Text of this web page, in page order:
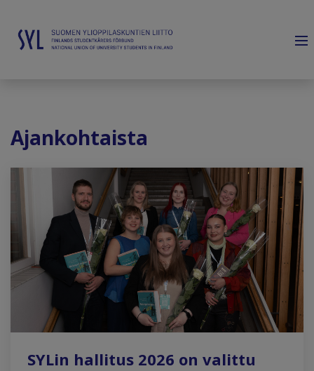
Ajankohtaista
SYLin hallitus 2026 on valittu